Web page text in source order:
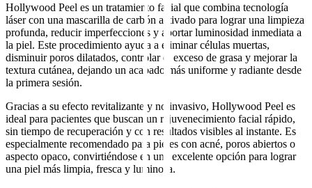
Hollywood Peel es un tratamiento facial que combina tecnología
láser con una mascarilla de carbón activado para lograr una limpieza
profunda, reducir imperfecciones y aportar luminosidad inmediata a
la piel. Este procedimiento ayuda a eliminar células muertas,
disminuir poros dilatados, controlar el exceso de grasa y mejorar la
textura cutánea, dejando un acabado más uniforme y radiante desde
la primera sesión.
Gracias a su efecto revitalizante y no invasivo, Hollywood Peel es
ideal para pacientes que buscan un rejuvenecimiento facial rápido,
sin tiempo de recuperación y con resultados visibles al instante. Es
especialmente recomendado para pieles con acné, poros abiertos o
aspecto opaco, convirtiéndose en una excelente opción para lograr
una piel más limpia, fresca y luminosa.